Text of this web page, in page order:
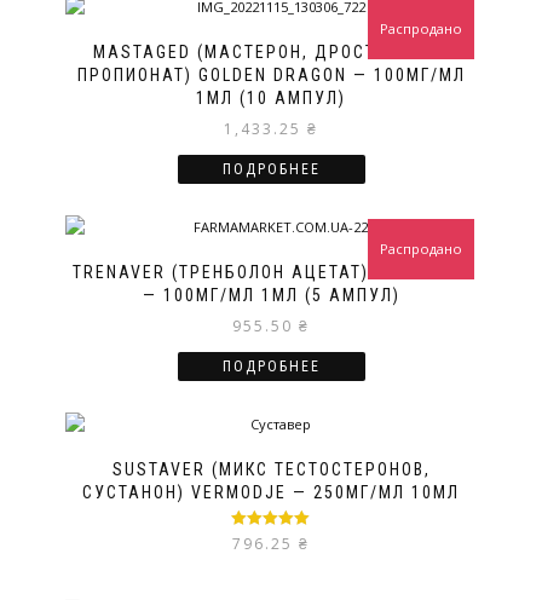
MASTAGED (МАСТЕРОН, ДРОСТАНОЛОН
ПРОПИОНАТ) GOLDEN DRAGON — 100МГ/МЛ
1МЛ (10 АМПУЛ)
1,433.25 ₴
Распродано
ПОДРОБНЕЕ
TRENAVER (ТРЕНБОЛОН АЦЕТАТ) VERMODJE
— 100МГ/МЛ 1МЛ (5 АМПУЛ)
955.50 ₴
Распродано
ПОДРОБНЕЕ
SUSTAVER (МИКС ТЕСТОСТЕРОНОВ,
СУСТАНОН) VERMODJE — 250МГ/МЛ 10МЛ
Оценка5.00
из 5
796.25 ₴